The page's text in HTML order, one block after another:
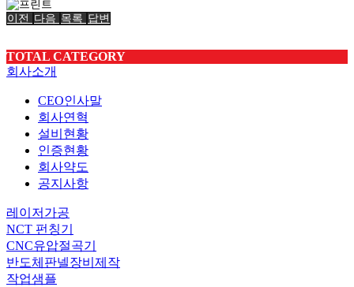
이전 다음 목록 답변
TOTAL CATEGORY
회사소개
CEO인사말
회사연혁
설비현황
인증현황
회사약도
공지사항
레이저가공
NCT 펀칭기
CNC유압절곡기
반도체판넬장비제작
작업샘플